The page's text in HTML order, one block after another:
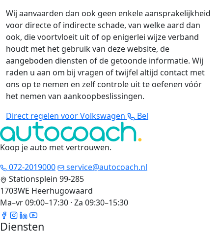
Wij aanvaarden dan ook geen enkele aansprakelijkheid
voor directe of indirecte schade, van welke aard dan
ook, die voortvloeit uit of op enigerlei wijze verband
houdt met het gebruik van deze website, de
aangeboden diensten of de getoonde informatie. Wij
raden u aan om bij vragen of twijfel altijd contact met
ons op te nemen en zelf controle uit te oefenen vóór
het nemen van aankoopbeslissingen.
Direct regelen voor Volkswagen
Bel
Koop je auto met vertrouwen.
072-2019000
service@autocoach.nl
Stationsplein 99-285
1703WE Heerhugowaard
Ma–vr 09:00–17:30 · Za 09:30–15:30
Diensten